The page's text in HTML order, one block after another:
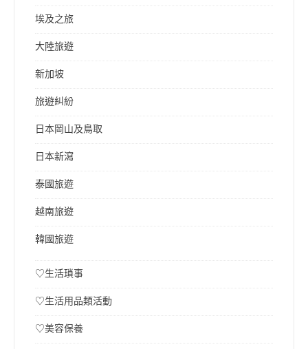
埃及之旅
大陸旅遊
新加坡
旅遊糾紛
日本岡山及鳥取
日本新瀉
泰國旅遊
越南旅遊
韓國旅遊
♡生活瑣事
♡生活用品類活動
♡美容保養